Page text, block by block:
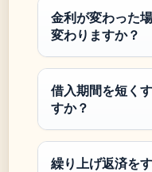
金利が変わった
変わりますか？
借入期間を短く
すか？
繰り上げ返済を